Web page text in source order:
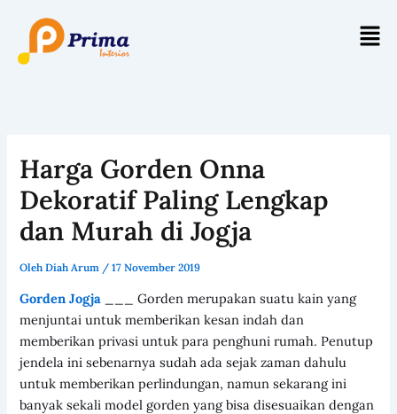
konten
Harga Gorden Onna
Dekoratif Paling Lengkap
dan Murah di Jogja
OlehDiah Arum /17 November 2019
Gorden Jogja
___ Gorden merupakan suatu kain yang
menjuntai untuk memberikan kesan indah dan
memberikan privasi untuk para penghuni rumah. Penutup
jendela ini sebenarnya sudah ada sejak zaman dahulu
untuk memberikan perlindungan, namun sekarang ini
banyak sekali model gorden yang bisa disesuaikan dengan